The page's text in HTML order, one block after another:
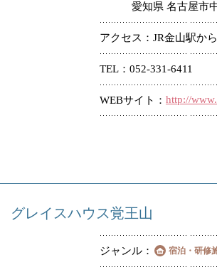
愛知県 名古屋市
アクセス JR金山駅か
TEL 052-331-6411
WEBサイト http://
グレイスハウス覚王山
ジャンル 宿泊・研修